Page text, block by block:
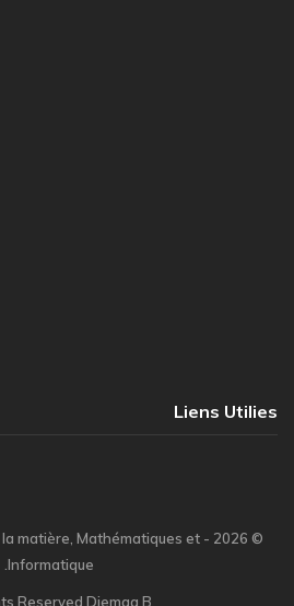
Liens
de la matière, Mathématiques et
Informatique.
ReservedDjemaa B.